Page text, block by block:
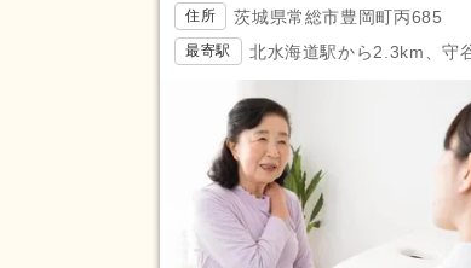
住所 茨城県常総市豊岡町丙685
最寄駅 北水海道駅から2.3km、守